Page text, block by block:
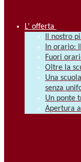
L’ offerta
Il nostro
In orario:
Fuori
Oltre la
Una
senza
Un ponte
Apertura